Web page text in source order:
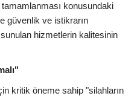
konusundaki
güvenlik ve istikrarın
hizmetlerin kalitesinin
kritik öneme sahip "silahların